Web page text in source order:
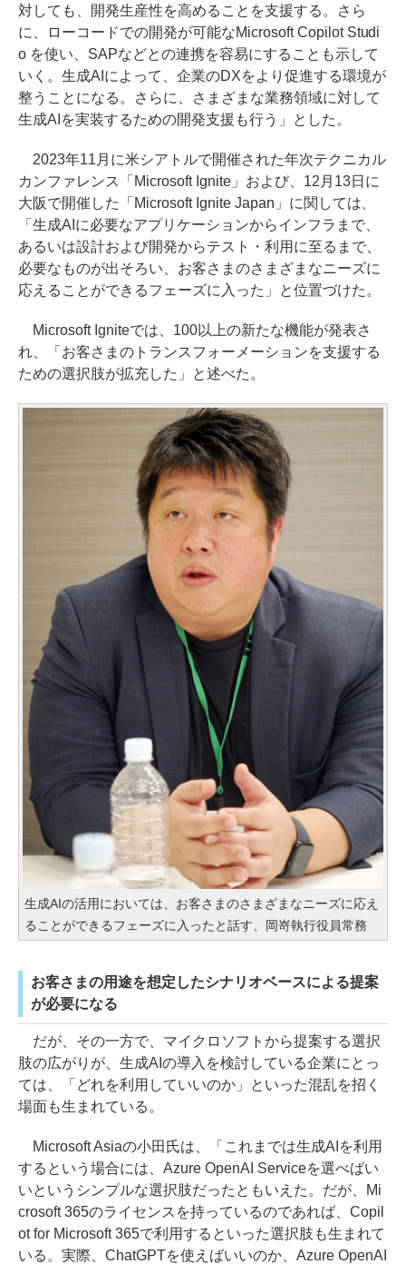
対しても、開発生産性を高めることを支援する。さら
に、ローコードでの開発が可能なMicrosoft Copilot Studi
o を使い、SAPなどとの連携を容易にすることも示して
いく。生成AIによって、企業のDXをより促進する環境が
整うことになる。さらに、さまざまな業務領域に対して
生成AIを実装するための開発支援も行う」とした。
2023年11月に米シアトルで開催された年次テクニカル
カンファレンス「Microsoft Ignite」および、12月13日に
大阪で開催した「Microsoft Ignite Japan」に関しては、
「生成AIに必要なアプリケーションからインフラまで、
あるいは設計および開発からテスト・利用に至るまで、
必要なものが出そろい、お客さまのさまざまなニーズに
応えることができるフェーズに入った」と位置づけた。
Microsoft Igniteでは、100以上の新たな機能が発表さ
れ、「お客さまのトランスフォーメーションを支援する
ための選択肢が拡充した」と述べた。
生成AIの活用においては、お客さまのさまざまなニーズに応え
ることができるフェーズに入ったと話す、岡嵜執行役員常務
お客さまの用途を想定したシナリオベースによる提案
が必要になる
だが、その一方で、マイクロソフトから提案する選択
肢の広がりが、生成AIの導入を検討している企業にとっ
ては、「どれを利用していいのか」といった混乱を招く
場面も生まれている。
Microsoft Asiaの小田氏は、「これまでは生成AIを利用
するという場合には、Azure OpenAI Serviceを選べばい
いというシンプルな選択肢だったともいえた。だが、Mi
crosoft 365のライセンスを持っているのであれば、Copil
ot for Microsoft 365で利用するといった選択肢も生まれて
いる。実際、ChatGPTを使えばいいのか、Azure OpenAI